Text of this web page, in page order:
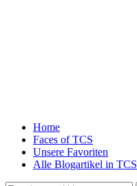
Home
Faces of TCS
Unsere Favoriten
Alle Blogartikel in TCS